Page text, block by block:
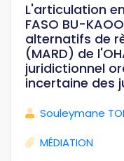
L'articulation
FASO BU-
alternatifs de
(MARD) de
juridictionnel
incertaine des
Souleymane
MÉDIATION